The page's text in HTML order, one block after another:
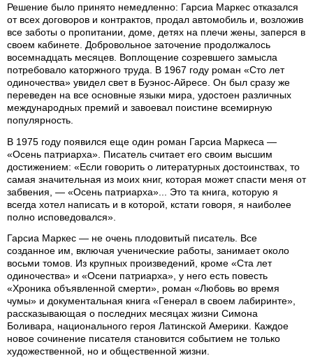
Решение было принято немедленно: Гарсиа Маркес отказался
от всех договоров и контрактов, продал автомобиль и, возложив
все заботы о пропитании, доме, детях на плечи жены, заперся в
своем кабинете. Добровольное заточение продолжалось
восемнадцать месяцев. Воплощение созревшего замысла
потребовало каторжного труда. В 1967 году роман «Сто лет
одиночества» увидел свет в Буэнос-Айресе. Он был сразу же
переведен на все основные языки мира, удостоен различных
международных премий и завоевал поистине всемирную
популярность.
В 1975 году появился еще один роман Гарсиа Маркеса —
«Осень патриарха». Писатель считает его своим высшим
достижением: «Если говорить о литературных достоинствах, то
самая значительная из моих книг, которая может спасти меня от
забвения, — «Осень патриарха»... Это та книга, которую я
всегда хотел написать и в которой, кстати говоря, я наиболее
полно исповедовался».
Гарсиа Маркес — не очень плодовитый писатель. Все
созданное им, включая ученические работы, занимает около
восьми томов. Из крупных произведений, кроме «Ста лет
одиночества» и «Осени патриарха», у него есть повесть
«Хроника объявленной смерти», роман «Любовь во время
чумы» и документальная книга «Генерал в своем лабиринте»,
рассказывающая о последних месяцах жизни Симона
Боливара, национального героя Латинской Америки. Каждое
новое сочинение писателя становится событием не только
художественной, но и общественной жизни.